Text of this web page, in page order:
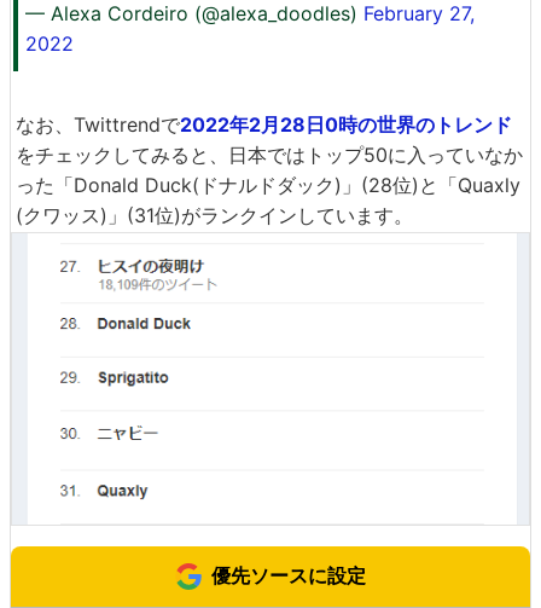
— Alexa Cordeiro (@alexa_doodles) February 27,
2022
なお、Twittrendで2022年2月28日0時の世界のトレンド
をチェックしてみると、日本ではトップ50に入っていなか
った「Donald Duck(ドナルドダック)」(28位)と「Quaxly
(クワッス)」(31位)がランクインしています。
優先ソースに設定